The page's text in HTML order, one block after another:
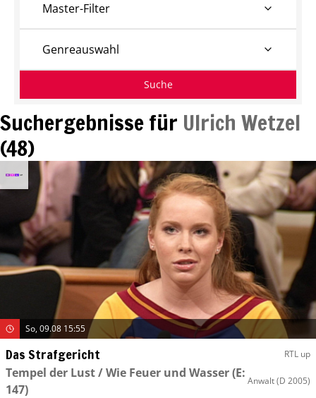
Suchergebnisse für Ulrich Wetzel
(48)
So, 09.08 15:55
Das Strafgericht RTL up
Tempel der Lust / Wie Feuer und Wasser(E:
147)
Anwalt(D 2005)
Master-Filter
Genreauswahl
Suche